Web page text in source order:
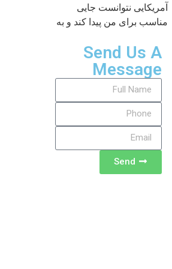
آمریکایی نتوانست جایی
مناسب برای من پیدا کند و به
Send Us A
Message
Send